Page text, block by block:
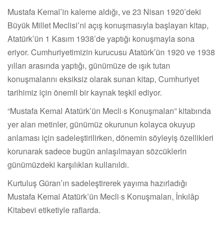
Mustafa Kemal’in kaleme aldığı, ve 23 Nisan 1920’deki
Büyük Millet Meclisi’ni açış konuşmasıyla başlayan kitap,
Atatürk’ün 1 Kasım 1938’de yaptığı konuşmayla sona
eriyor. Cumhuriyetimizin kurucusu Atatürk’ün 1920 ve 1938
yılları arasında yaptığı, günümüze de ışık tutan
konuşmalarını eksiksiz olarak sunan kitap, Cumhuriyet
tarihimiz için önemli bir kaynak teşkil ediyor.
“Mustafa Kemal Atatürk’ün Mecli·s Konuşmaları” kitabında
yer alan metinler, günümüz okurunun kolayca okuyup
anlaması için sadeleştirilirken, dönemin söyleyiş özellikleri
korunarak sadece bugün anlaşılmayan sözcüklerin
günümüzdeki karşılıkları kullanıldı.
Kurtuluş Güran’ın sadeleştirerek yayıma hazırladığı
Mustafa Kemal Atatürk’ün Mecli·s Konuşmaları, İnkılâp
Kitabevi etiketiyle raflarda.